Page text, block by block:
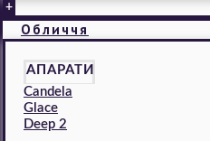
+
Обличчя
АПАРАТИ
Candela
Glace
Deep 2